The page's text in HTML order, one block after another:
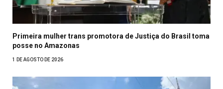
Primeira mulher trans promotora de Justiça do Brasil toma
posse no Amazonas
1 DE AGOSTO DE 2026